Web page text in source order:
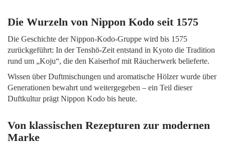
Die Wurzeln von Nippon Kodo seit 1575
Die Geschichte der Nippon-Kodo-Gruppe wird bis 1575
zurückgeführt: In der Tenshō-Zeit entstand in Kyoto die Tradition
rund um „Koju“, die den Kaiserhof mit Räucherwerk belieferte.
Wissen über Duftmischungen und aromatische Hölzer wurde über
Generationen bewahrt und weitergegeben – ein Teil dieser
Duftkultur prägt Nippon Kodo bis heute.
Von klassischen Rezepturen zur modernen
Marke